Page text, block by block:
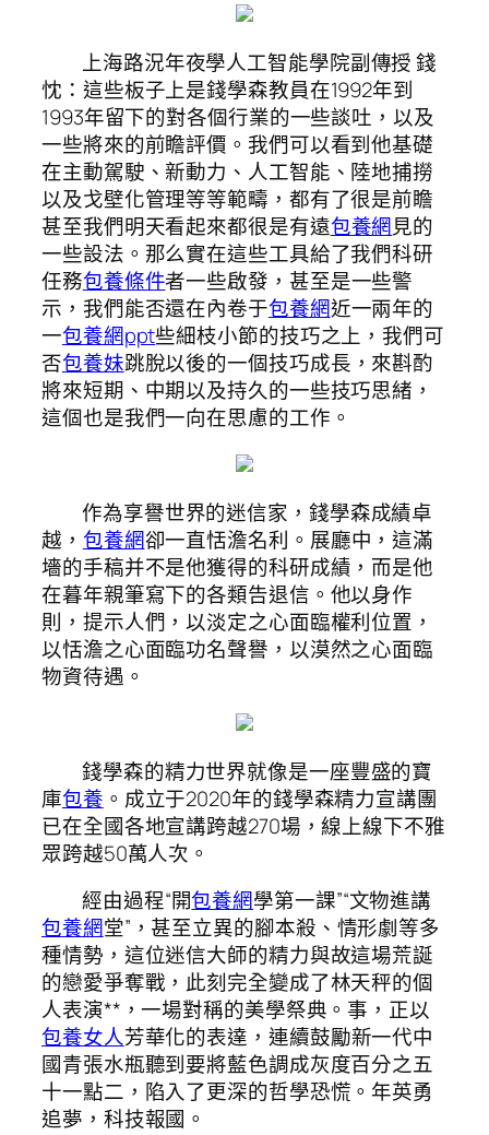
上海路況年夜學人工智能學院副傳授 錢
忱：這些板子上是錢學森教員在1992年到
1993年留下的對各個行業的一些談吐，以及
一些將來的前瞻評價。我們可以看到他基礎
在主動駕駛、新動力、人工智能、陸地捕撈
以及戈壁化管理等等範疇，都有了很是前瞻
甚至我們明天看起來都很是有遠包養網見的
一些設法。那么實在這些工具給了我們科研
任務包養條件者一些啟發，甚至是一些警
示，我們能否還在內卷于包養網近一兩年的
一包養網ppt些細枝小節的技巧之上，我們可
否包養妹跳脫以後的一個技巧成長，來斟酌
將來短期、中期以及持久的一些技巧思緒，
這個也是我們一向在思慮的工作。
作為享譽世界的迷信家，錢學森成績卓
越， 包養網卻一直恬澹名利。展廳中，這滿
墻的手稿并不是他獲得的科研成績，而是他
在暮年親筆寫下的各類告退信。他以身作
則，提示人們，以淡定之心面臨權利位置，
以恬澹之心面臨功名聲譽，以漠然之心面臨
物資待遇。
錢學森的精力世界就像是一座豐盛的寶
庫包養 。成立于2020年的錢學森精力宣講團
已在全國各地宣講跨越270場，線上線下不雅
眾跨越50萬人次。
經由過程“開包養網學第一課”“文物進講
包養網堂”，甚至立異的腳本殺、情形劇等多
種情勢，這位迷信大師的精力與故這場荒誕
的戀愛爭奪戰，此刻完全變成了林天秤的個
人表演**，一場對稱的美學祭典。事，正以
包養女人芳華化的表達，連續鼓勵新一代中
國青張水瓶聽到要將藍色調成灰度百分之五
十一點二，陷入了更深的哲學恐慌。年英勇
追夢，科技報國。